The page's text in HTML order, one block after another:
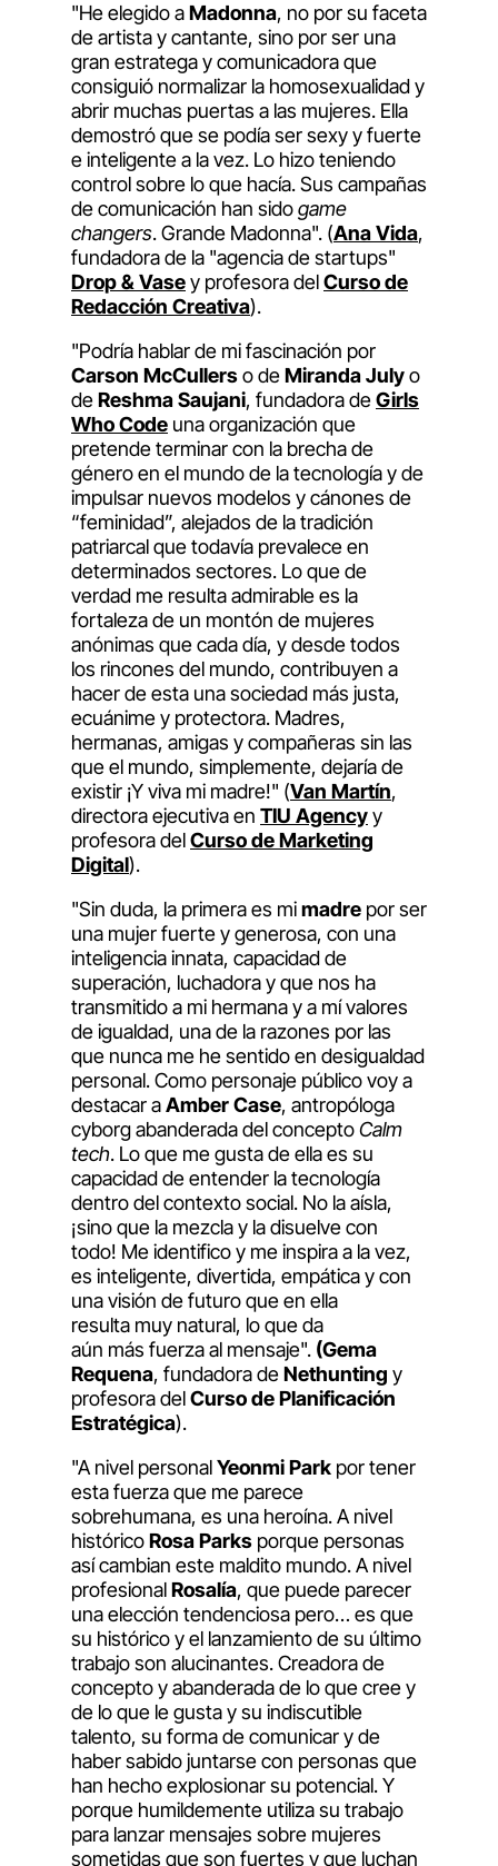
"He elegido aMadonna, no por su faceta
de artista y cantante, sino por ser una
gran estratega y comunicadora que
consiguió normalizar la homosexualidad y
abrir muchas puertas a las mujeres. Ella
demostró que se podía ser sexy y fuerte
e inteligente a la vez. Lo hizo teniendo
control sobre lo que hacía. Sus campañas
de comunicación han sidogame
changers. Grande Madonna". (Ana Vida,
fundadora de la "agencia de startups"
Drop & Vasey profesora delCurso de
Redacción Creativa).
"Podría hablar de mi fascinación por
Carson McCullerso deMiranda Julyo
deReshma Saujani, fundadora deGirls
Who Code una organización que
pretende terminar con la brecha de
género en el mundo de la tecnología y de
impulsar nuevos modelos y cánones de
“feminidad”, alejados de la tradición
patriarcal que todavía prevalece en
determinados sectores. Lo que de
verdad me resulta admirable es la
fortaleza de un montón de mujeres
anónimas que cada día, y desde todos
los rincones del mundo, contribuyen a
hacer de esta una sociedad más justa,
ecuánime y protectora. Madres,
hermanas, amigas y compañeras sin las
que el mundo, simplemente, dejaría de
existir ¡Y viva mi madre!" (Van Martín,
directora ejecutiva en TIU Agencyy
profesora delCurso de Marketing
Digital).
"Sin duda, la primera es mimadre por ser
una mujer fuerte y generosa, con una
inteligencia innata, capacidad de
superación, luchadora y que nos ha
transmitido a mi hermana y a mí valores
de igualdad, una de la razones por las
que nunca me he sentido en desigualdad
personal. Como personaje público voy a
destacar aAmber Case, antropóloga
cyborg abanderada del conceptoCalm
tech. Lo que me gusta de ella es su
capacidad de entender la tecnología
dentro del contexto social. No la aísla,
¡sino que la mezcla y la disuelve con
todo! Me identifico y me inspira a la vez,
es inteligente, divertida, empática y con
una visión de futuro que en ella
resulta muy natural, lo que da
aún más fuerza al mensaje". (Gema
Requena, fundadora deNethunting y
profesora delCurso de Planificación
Estratégica).
"A nivel personalYeonmi Park por tener
esta fuerza que me parece
sobrehumana, es una heroína. A nivel
históricoRosa Parks porque personas
así cambian este maldito mundo. A nivel
profesionalRosalía, que puede parecer
una elección tendenciosa pero… es que
su histórico y el lanzamiento de su último
trabajo son alucinantes. Creadora de
concepto y abanderada de lo que cree y
de lo que le gusta y su indiscutible
talento, su forma de comunicar y de
haber sabido juntarse con personas que
han hecho explosionar su potencial. Y
porque humildemente utiliza su trabajo
para lanzar mensajes sobre mujeres
sometidas que son fuertes y que luchan